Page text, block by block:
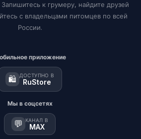
к грумеру, найдите друзей
с владельцами питомцев по всей
России.
приложение
🛍️ ДОСТУПНО В
RuStore
Мы в соцсетях
💬 КАНАЛ В
MAX